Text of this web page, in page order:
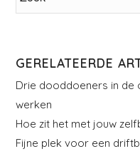
GERELATEERDE
Drie dooddoeners in de
werken
Hoe zit het met jouw
Fijne plek voor een